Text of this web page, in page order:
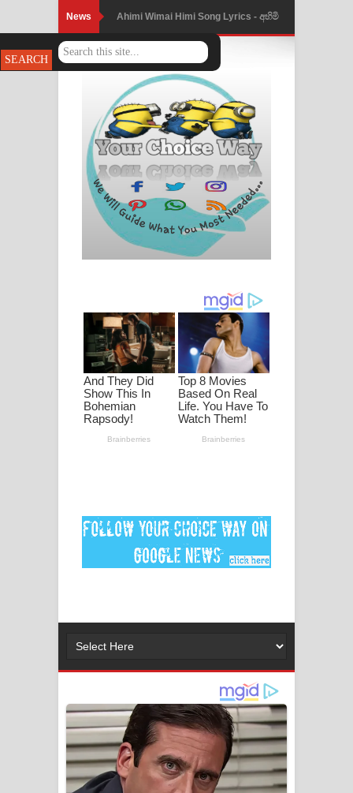
News Ahimi Wimai Himi Song Lyrics - අහිමි
විමයි හිමි ගීතයේ පද පෙළ
Mathaka Parana Song Lyrics - මතක
පාරනා ගීතයේ පද පෙළ
Nimnadhen Song Lyrics - නිම්නාදෙන්
ගීතයේ පද පෙළ
Obamai Mage Adare Song Lyrics -
ඔබමයි මගේ ආදරේ ගීතයේ පද පෙළ
ගීතයේ පද පෙළ
Ankeliya Song Lyrics - අංකෙළිය ගීතයේ
පද පෙළ
DEAR GOD Song Lyrics - ඩියර් ගෝඩ්
මනමාල කතා ගීතයේ පද පෙළ
Dai Dai Lyrics - Shakira, Burna Boy |
අම්මා ගීතයේ පද පෙළ
ගීතයේ පද පෙළ
Niwuna Numba Hinda Song Lyrics -
නිවුනා නුඹ හින්දා ගීතයේ පද පෙළ